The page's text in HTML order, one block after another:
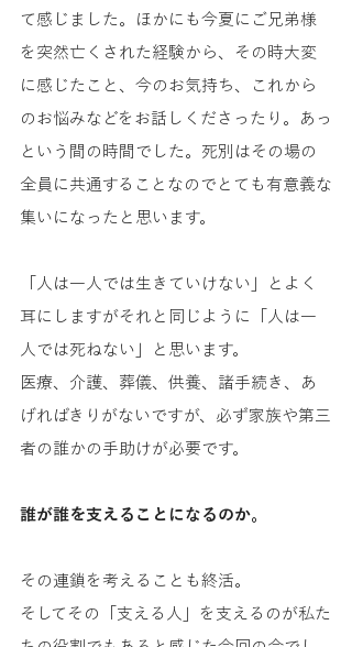
て感じました。ほかにも今夏にご兄弟様
を突然亡くされた経験から、その時大変
に感じたこと、今のお気持ち、これから
のお悩みなどをお話しくださったり。あっ
という間の時間でした。死別はその場の
全員に共通することなのでとても有意義な
集いになったと思います。
「人は一人では生きていけない」とよく
耳にしますがそれと同じように「人は一
人では死ねない」と思います。
医療、介護、葬儀、供養、諸手続き、あ
げればきりがないですが、必ず家族や第三
者の誰かの手助けが必要です。
誰が誰を支えることになるのか。
その連鎖を考えることも終活。
そしてその「支える人」を支えるのが私た